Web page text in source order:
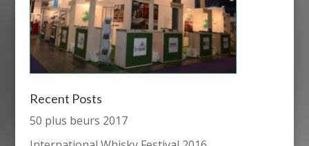
Recent Posts
50 plus beurs 2017